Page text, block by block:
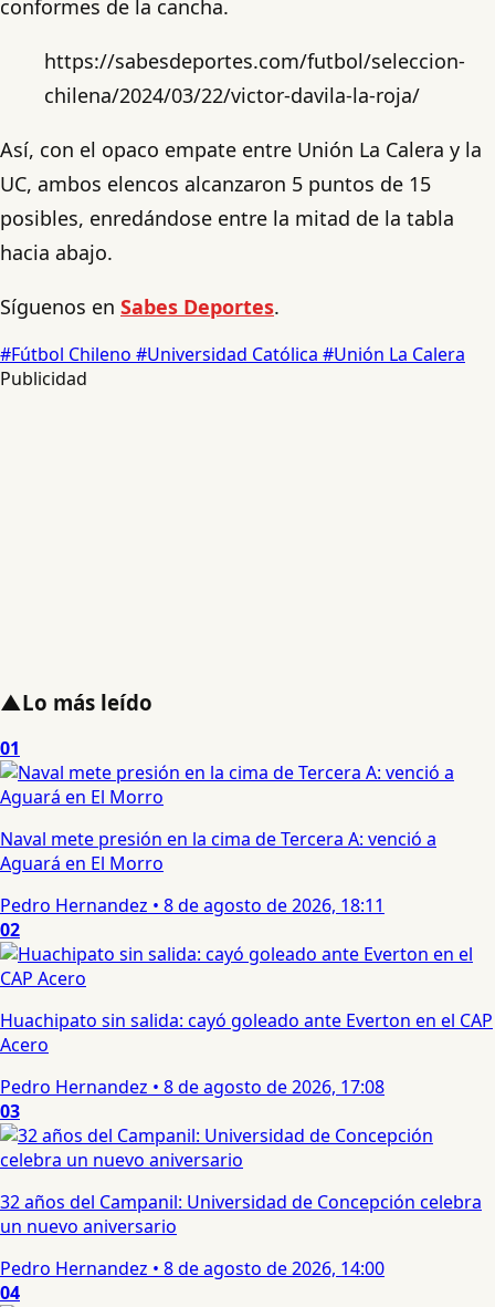
conformes de la cancha.
https://sabesdeportes.com/futbol/seleccion-
chilena/2024/03/22/victor-davila-la-roja/
Así, con el opaco empate entre Unión La Calera y la
UC, ambos elencos alcanzaron 5 puntos de 15
posibles, enredándose entre la mitad de la tabla
hacia abajo.
Síguenos en Sabes Deportes.
#Fútbol Chileno #Universidad Católica #Unión La Calera
Publicidad
▲Lo más leído
01
Naval mete presión en la cima de Tercera A: venció a
Aguará en El Morro
Pedro Hernandez • 8 de agosto de 2026, 18:11
02
Huachipato sin salida: cayó goleado ante Everton en el CAP
Acero
Pedro Hernandez • 8 de agosto de 2026, 17:08
03
32 años del Campanil: Universidad de Concepción celebra
un nuevo aniversario
Pedro Hernandez • 8 de agosto de 2026, 14:00
04